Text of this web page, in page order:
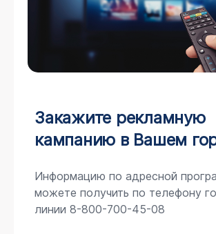
Закажите рекламную
кампанию в Вашем
Информацию по адресной
можете получить по телефону
линии 8-800-700-45-08